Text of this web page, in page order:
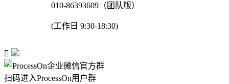
010-86393609（团队版）
(工作日 9:30-18:30)

扫码进入ProcessOn用户群